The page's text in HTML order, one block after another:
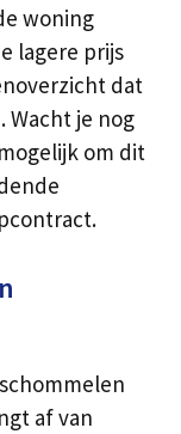
woning
lagere prijs
dat
Wacht je nog
om dit
af van